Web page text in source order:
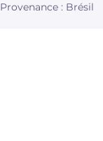
Provenance : Brésil